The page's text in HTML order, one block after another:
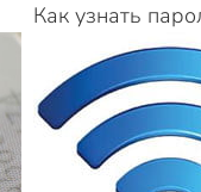
Как узнать